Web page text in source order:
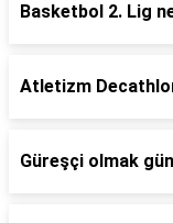
Basketbol 2. Lig
Atletizm
Güreşçi olmak